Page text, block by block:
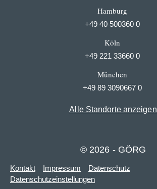
Hamburg
+49 40 500360 0
Köln
+49 221 33660 0
München
+49 89 3090667 0
Alle Standorte anzeigen
© 2026 - GÖRG
Kontakt Impressum
Datenschutz
Datenschutzeinstellungen